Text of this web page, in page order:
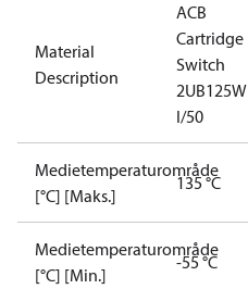
Material
Description
ACB
Cartridge
Switch
2UB125W
I/50
Medietemperaturområde
[°C] [Maks.]
135 °C
Medietemperaturområde
[°C] [Min.]
-55 °C